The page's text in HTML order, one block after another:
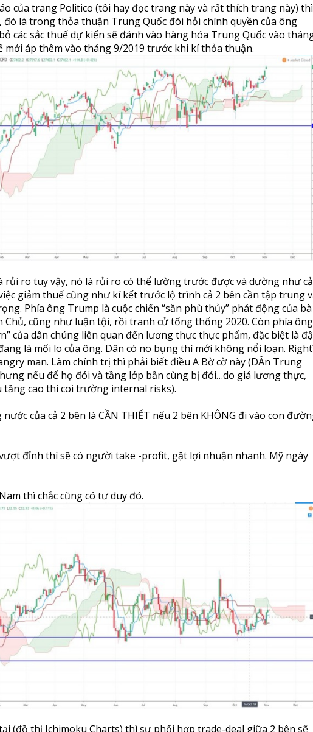
của trang Politico (tôi hay đọc trang này và rất thích trang này) thì
đó là trong thỏa thuận Trung Quốc đòi hỏi chính quyền của ông
các sắc thuế dự kiến sẽ đánh vào hàng hóa Trung Quốc vào
mới áp thêm vào tháng 9/2019 trước khi kí thỏa thuận.
rủi ro tuy vậy, nó là rủi ro có thể lường trước được và dường như
giảm thuế cũng như kí kết trước lộ trình cả 2 bên cần tập trung
Phía ông Trump là cuộc chiến “săn phù thủy” phát động của bà
Chủ, cũng như luận tội, rồi tranh cử tổng thống 2020. Còn phía ông
của dân chúng liên quan đến lương thực thực phẩm, đặc biệt là
là mối lo của ông. Dân có no bụng thì mới không nổi loạn.
man. Làm chính trị thì phải biết điều A Bờ cờ này (DÂn Trung
nếu để họ đói và tầng lớp bần cùng bị đói…do giá lương thực,
tăng cao thì coi trường internal risks).
nước của cả 2 bên là CẦN THIẾT nếu 2 bên KHÔNG đi vào con
đỉnh thì sẽ có người take -profit, gặt lợi nhuận nhanh. Mỹ ngày
thì chắc cũng có tư duy đó.
(đồ thị Ichimoku Charts) thì sự phối hợp trade-deal giữa 2 bên sẽ